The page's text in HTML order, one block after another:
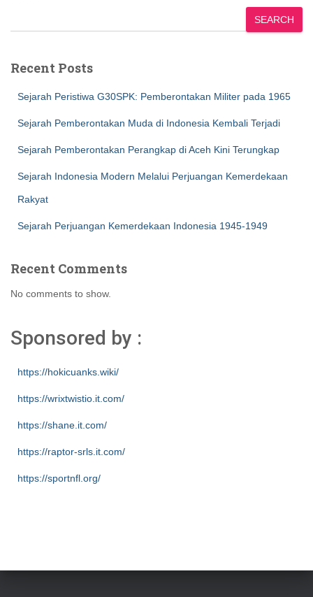
SEARCH
Recent Posts
Sejarah Peristiwa G30SPK: Pemberontakan Militer pada 1965
Sejarah Pemberontakan Muda di Indonesia Kembali Terjadi
Sejarah Pemberontakan Perangkap di Aceh Kini Terungkap
Sejarah Indonesia Modern Melalui Perjuangan Kemerdekaan
Rakyat
Sejarah Perjuangan Kemerdekaan Indonesia 1945-1949
Recent Comments
No comments to show.
Sponsored by :
https://hokicuanks.wiki/
https://wrixtwistio.it.com/
https://shane.it.com/
https://raptor-srls.it.com/
https://sportnfl.org/